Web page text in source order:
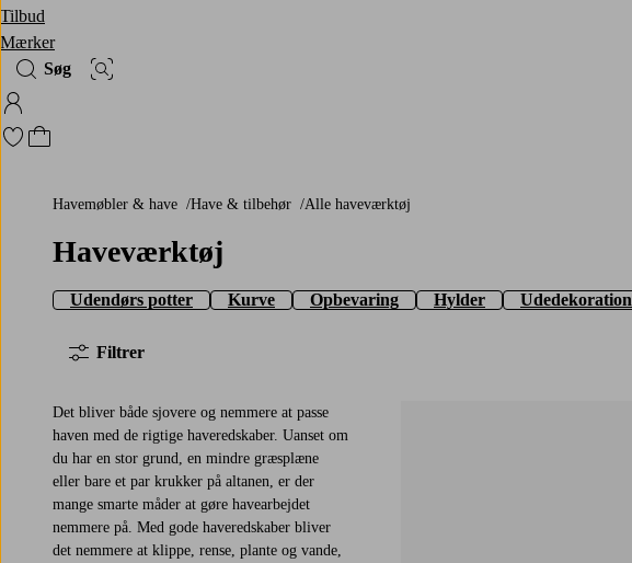
Tilbud
Mærker
Søg
Billedsøgning
Log ind på Homeroom
Gå til favoritmarkerede produkter
Gå til indkøbskurven
Havemøbler & have Have & tilbehør Alle haveværktøj
Haveværktøj
Udendørs potter Kurve Opbevaring Hylder Udedekoration
Filtrer
Det bliver både sjovere og nemmere at passe
haven med de rigtige haveredskaber. Uanset om
du har en stor grund, en mindre græsplæne
eller bare et par krukker på altanen, er der
mange smarte måder at gøre havearbejdet
nemmere på. Med gode haveredskaber bliver
det nemmere at klippe, rense, plante og vande,